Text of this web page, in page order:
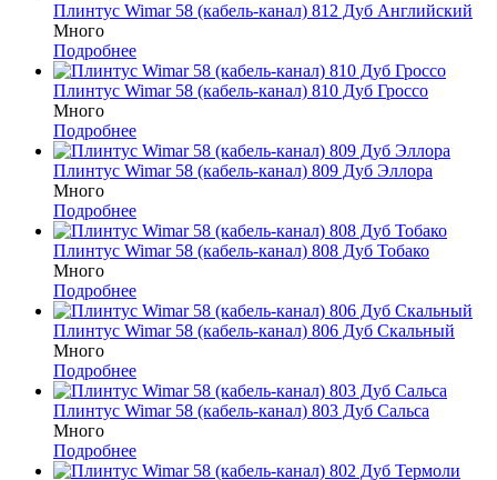
Плинтус Wimar 58 (кабель-канал) 812 Дуб Английский
Много
Подробнее
Плинтус Wimar 58 (кабель-канал) 810 Дуб Гроссо
Много
Подробнее
Плинтус Wimar 58 (кабель-канал) 809 Дуб Эллора
Много
Подробнее
Плинтус Wimar 58 (кабель-канал) 808 Дуб Тобако
Много
Подробнее
Плинтус Wimar 58 (кабель-канал) 806 Дуб Скальный
Много
Подробнее
Плинтус Wimar 58 (кабель-канал) 803 Дуб Сальса
Много
Подробнее